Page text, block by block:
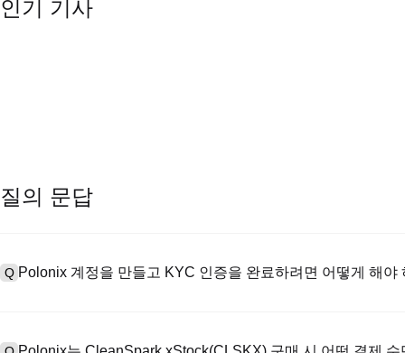
인기 기사
질의 문답
Q Polonix 계정을 만들고 KYC 인증을 완료하려면 어떻게 해야